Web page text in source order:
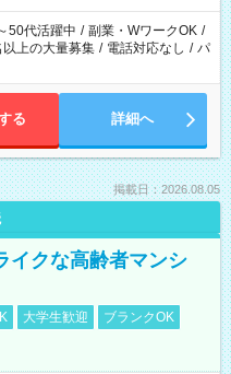
り、短時間・短期間の就業はご
50代活躍中 / 副業・WワークOK /
以上の大量募集 / 電話対応なし / パ
る 詳細へ
掲載日：2026.08.05
イクな高齢者マンシ
大学生歓迎
ブランクOK